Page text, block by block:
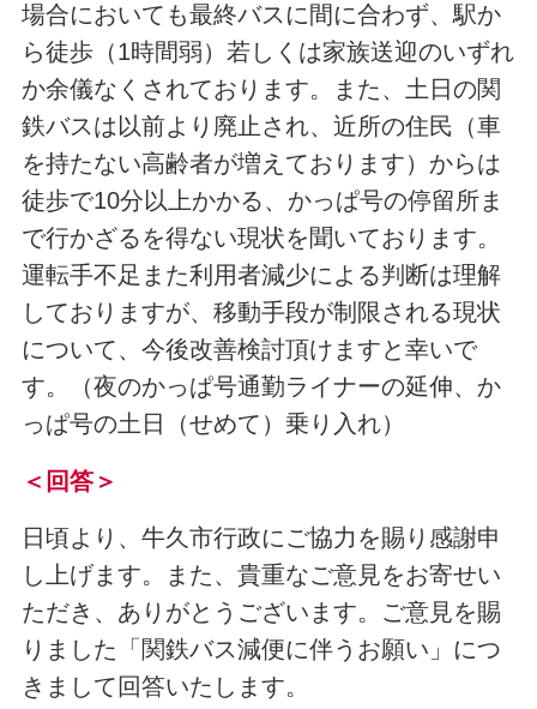
場合においても最終バスに間に合わず、駅か
ら徒歩（1時間弱）若しくは家族送迎のいずれ
か余儀なくされております。また、土日の関
鉄バスは以前より廃止され、近所の住民（車
を持たない高齢者が増えております）からは
徒歩で10分以上かかる、かっぱ号の停留所ま
で行かざるを得ない現状を聞いております。
運転手不足また利用者減少による判断は理解
しておりますが、移動手段が制限される現状
について、今後改善検討頂けますと幸いで
す。（夜のかっぱ号通勤ライナーの延伸、か
っぱ号の土日（せめて）乗り入れ）
＜回答＞
日頃より、牛久市行政にご協力を賜り感謝申
し上げます。また、貴重なご意見をお寄せい
ただき、ありがとうございます。ご意見を賜
りました「関鉄バス減便に伴うお願い」につ
きまして回答いたします。